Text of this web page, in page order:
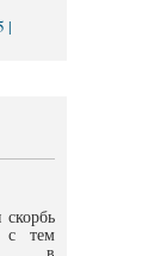
|
скорбь
с тем